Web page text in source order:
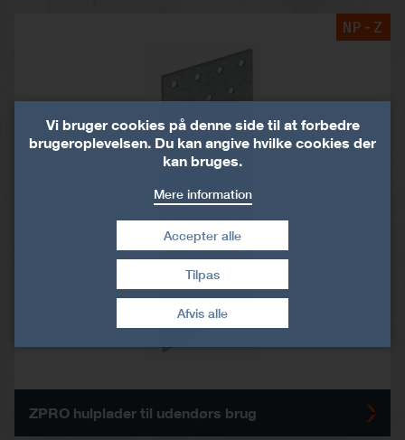
NP-Z
ZPRO hulplader til udendørs brug
Vi bruger cookies på denne side til at forbedre
brugeroplevelsen. Du kan angive hvilke cookies der
kan bruges.
Mere information
Afvis alle
Accepter alle
Træk samtykke tilbage
Tilpas